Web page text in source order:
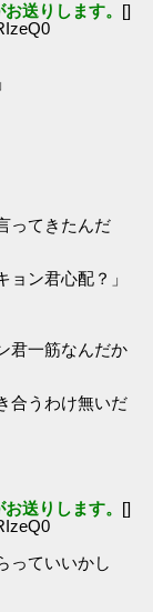
送りします。 []
ってきたんだ
ン君心配？」
君一筋なんだか
合うわけ無いだ
送りします。 []
っていいかし